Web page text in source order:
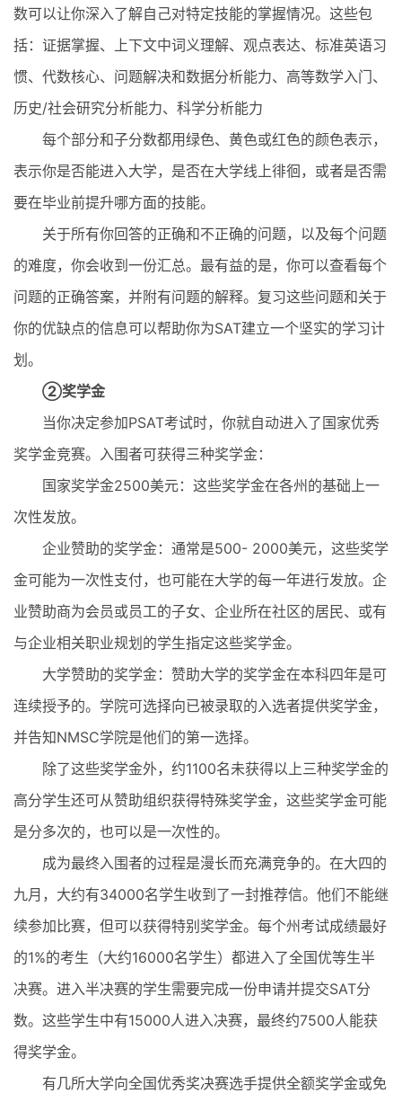
数可以让你深入了解自己对特定技能的掌握情况。这些包
括：证据掌握、上下文中词义理解、观点表达、标准英语习
惯、代数核心、问题解决和数据分析能力、高等数学入门、
历史/社会研究分析能力、科学分析能力
每个部分和子分数都用绿色、黄色或红色的颜色表示，
表示你是否能进入大学，是否在大学线上徘徊，或者是否需
要在毕业前提升哪方面的技能。
关于所有你回答的正确和不正确的问题，以及每个问题
的难度，你会收到一份汇总。最有益的是，你可以查看每个
问题的正确答案，并附有问题的解释。复习这些问题和关于
你的优缺点的信息可以帮助你为SAT建立一个坚实的学习计
划。
②奖学金
当你决定参加PSAT考试时，你就自动进入了国家优秀
奖学金竞赛。入围者可获得三种奖学金：
国家奖学金2500美元：这些奖学金在各州的基础上一
次性发放。
企业赞助的奖学金：通常是500- 2000美元，这些奖学
金可能为一次性支付，也可能在大学的每一年进行发放。企
业赞助商为会员或员工的子女、企业所在社区的居民、或有
与企业相关职业规划的学生指定这些奖学金。
大学赞助的奖学金：赞助大学的奖学金在本科四年是可
连续授予的。学院可选择向已被录取的入选者提供奖学金，
并告知NMSC学院是他们的第一选择。
除了这些奖学金外，约1100名未获得以上三种奖学金的
高分学生还可从赞助组织获得特殊奖学金，这些奖学金可能
是分多次的，也可以是一次性的。
成为最终入围者的过程是漫长而充满竞争的。在大四的
九月，大约有34000名学生收到了一封推荐信。他们不能继
续参加比赛，但可以获得特别奖学金。每个州考试成绩最好
的1%的考生（大约16000名学生）都进入了全国优等生半
决赛。进入半决赛的学生需要完成一份申请并提交SAT分
数。这些学生中有15000人进入决赛，最终约7500人能获
得奖学金。
有几所大学向全国优秀奖决赛选手提供全额奖学金或免